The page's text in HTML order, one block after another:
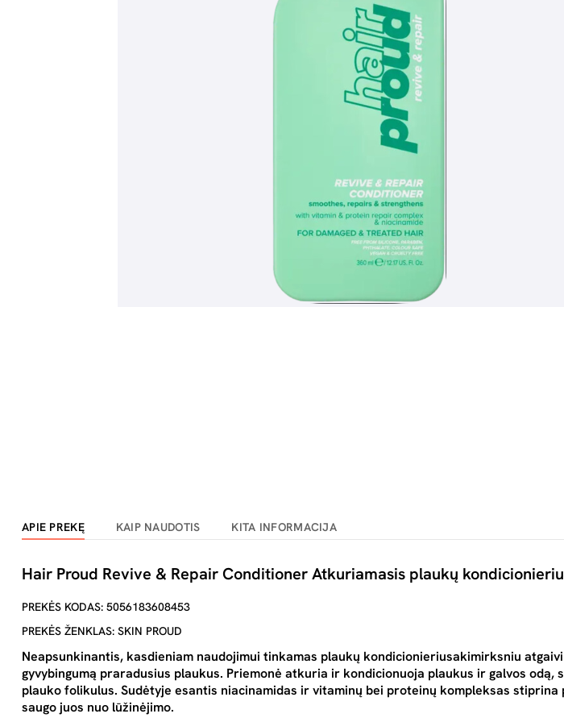
APIE PREKĘ KAIP NAUDOTIS KITA INFORMACIJA
Hair Proud Revive & Repair Conditioner Atkuriamasis plaukų
PREKĖS KODAS: 5056183608453
PREKĖS ŽENKLAS: SKIN PROUD
Neapsunkinantis, kasdieniam naudojimui tinkamas plaukų kondicionieriusakimirksniu
gyvybingumą praradusius plaukus. Priemonė atkuria ir kondicionuoja plaukus ir galvos odą,
plauko folikulus. Sudėtyje esantis niacinamidas ir vitaminų bei proteinų kompleksas stiprina
saugo juos nuo lūžinėjimo.